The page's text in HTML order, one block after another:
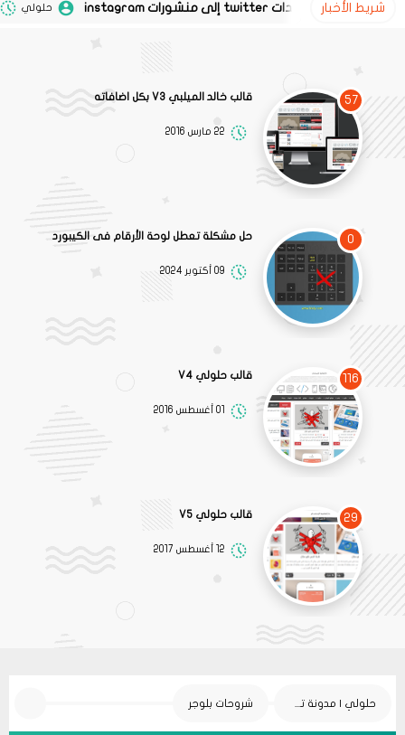
شريط الأخبار حلولي 02 نوفمبر 2020
57 قالب خالد الميلبي V3 بكل اضافاته
22 مارس 2016
0 حل مشكلة تعطل لوحة الأرقام فى الكيبورد
09 أكتوبر 2024
116 قالب حلولي V4
01 أغسطس 2016
29 قالب حلولي V5
12 أغسطس 2017
حلولي | مدونة تقنية شروحات بلوجر